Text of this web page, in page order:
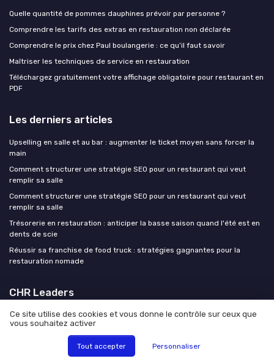
Quelle quantité de pommes dauphines prévoir par personne ?
Comprendre les tarifs des extras en restauration non déclarée
Comprendre le prix chez Paul boulangerie : ce qu’il faut savoir
Maîtriser les techniques de service en restauration
Téléchargez gratuitement votre affichage obligatoire pour restaurant en
PDF
Les derniers articles
Upselling en salle et au bar : augmenter le ticket moyen sans forcer la
main
Comment structurer une stratégie SEO pour un restaurant qui veut
remplir sa salle
Comment structurer une stratégie SEO pour un restaurant qui veut
remplir sa salle
Trésorerie en restauration : anticiper la basse saison quand l'été est en
dents de scie
Réussir sa franchise de food truck : stratégies gagnantes pour la
restauration nomade
CHR Leaders
Mentions légales Politique de confidentialité
Ce site utilise des cookies et vous donne le contrôle sur ceux que
vous souhaitez activer
Tout accepter Personnaliser